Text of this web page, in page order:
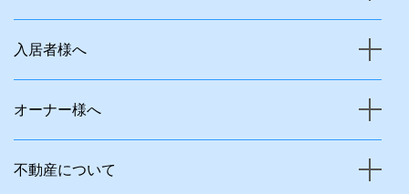
入居者様へ
オーナー様へ
不動産について